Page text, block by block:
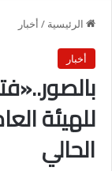
الرئيسية / أخبار
أخبار
للهيئة
الحالي